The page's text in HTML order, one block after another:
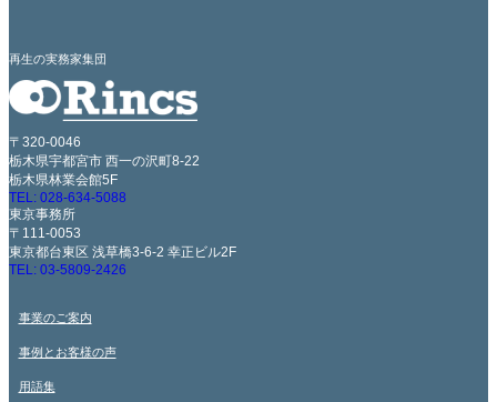
再生の実務家集団
〒320-0046
栃木県宇都宮市 西一の沢町8-22
栃木県林業会館5F
TEL: 028-634-5088
東京事務所
〒111-0053
東京都台東区 浅草橋3-6-2 幸正ビル2F
TEL: 03-5809-2426
事業のご案内
事例とお客様の声
用語集